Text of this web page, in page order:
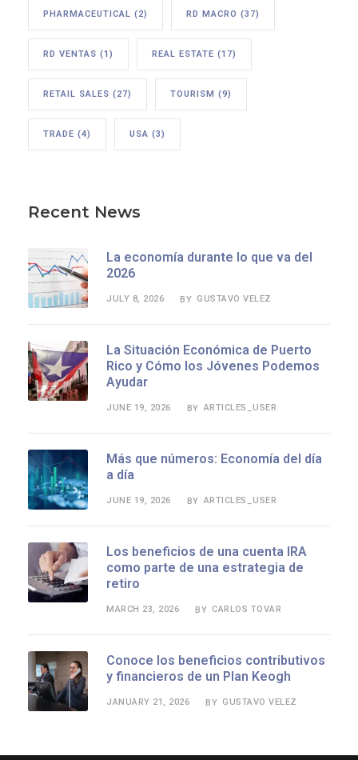
PHARMACEUTICAL (2) RD MACRO (37)
RD VENTAS (1) REAL ESTATE (17)
RETAIL SALES (27) TOURISM (9)
TRADE (4) USA (3)
Recent News
La economía durante lo que va del
2026
JULY 8, 2026 BY GUSTAVO VELEZ
La Situación Económica de Puerto
Rico y Cómo los Jóvenes Podemos
Ayudar
JUNE 19, 2026 BY ARTICLES_USER
Más que números: Economía del día
a día
JUNE 19, 2026 BY ARTICLES_USER
Los beneficios de una cuenta IRA
como parte de una estrategia de
retiro
MARCH 23, 2026 BY CARLOS TOVAR
Conoce los beneficios contributivos
y financieros de un Plan Keogh
JANUARY 21, 2026 BY GUSTAVO VELEZ